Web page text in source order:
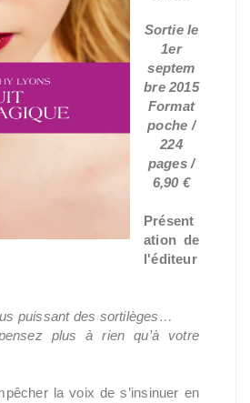
Sortie le
1er
septem
bre 2015
Format
poche /
224
pages /
6,90 €
Présent
ation de
l'éditeur
puissant des sortilèges…
plus à rien qu’à votre
la voix de s’insinuer en